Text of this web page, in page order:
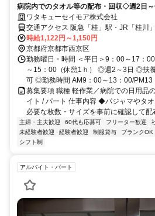
病院内でのタオル等の配布・回収◇週2日
験・ブランク◎
ワタキューセイモア株式会社
交通アクセス 阪急「桂」駅・JR「桂川
時給1,122円～1,150円
京都府京都市西京区
勤務曜日・時間 ＜平日＞9：00～17：
～15：00（休憩1ｈ） ◎週2～3日 ◎扶
可 ◎勤務時間 AM9：00～13：00/PM13
募集要項 職種 軽作業／病院での日用品
イト / パート 仕事内容 ◆パジャマやタ
必要な枚数・サイズを事前に確認して
主婦・主夫歓迎 60代も応募可 フリーター歓迎
未経験者歓迎
経験者歓迎 制服貸与 ブランクOK
シフト制
アルバイト・パート